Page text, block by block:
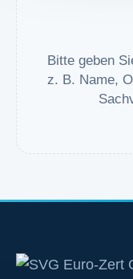
Bitte geben
z. B. Name,